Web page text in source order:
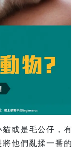
或是毛公仔，有
他們亂揉一番的